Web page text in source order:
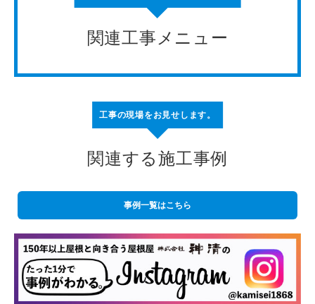
関連工事メニュー
工事の現場をお見せします。
関連する施工事例
事例一覧はこちら